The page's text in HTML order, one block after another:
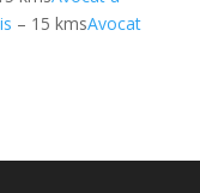
– 15 kmsAvocat